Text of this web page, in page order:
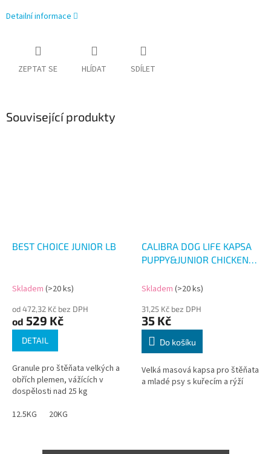
Detailní informace
ZEPTAT SE HLÍDAT SDÍLET
Související produkty
BEST CHOICE JUNIOR LB
Skladem (>20 ks)
od 472,32 Kč bez DPH
od 529 Kč
DETAIL
Granule pro štěňata velkých a
obřích plemen, vážících v
dospělosti nad 25 kg
12.5KG
20KG
CALIBRA DOG LIFE KAPSA
PUPPY&JUNIOR CHICKEN
Skladem (>20 ks)
31,25 Kč bez DPH
35 Kč
Do košíku
Velká masová kapsa pro štěňata
a mladé psy s kuřecím a rýží